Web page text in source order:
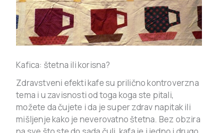
Kafica: štetna ili korisna?
Zdravstveni efekti kafe su prilično kontroverzna
tema i u zavisnosti od toga koga ste pitali,
možete da čujete i da je super zdrav napitak ili
mišljenje kako je neverovatno štetna. Bez obzira